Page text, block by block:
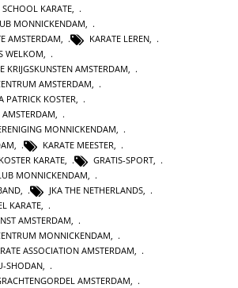
KARATE
MONNICKENDAM,
AMSTERDAM, KARATE LEREN,
WELKOM,
KRIJGSKUNSTEN AMSTERDAM,
AMSTERDAM,
PATRICK KOSTER,
AMSTERDAM,
MONNICKENDAM,
KARATE MEESTER
KARATE
GRATIS-SPORT
MONNICKENDAM
JKA THE NETHERLANDS
KARATE
AMSTERDAM
MONNICKENDAM
ASSOCIATION AMSTERDAM
SHODAN,
AMSTERDAM,